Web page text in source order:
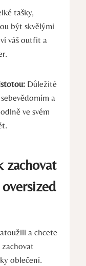
tašky,
být skvělými
váš outfit a
Důležité
a
ve svém
zachovat
a chcete
oblečení.